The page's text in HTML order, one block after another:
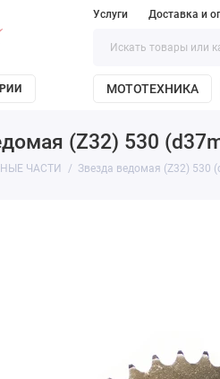
Услуги Доставка и
МОТОТЕХНИКА
(Z32) 530
ЧАСТИ Звезда ведомая (Z32) 530